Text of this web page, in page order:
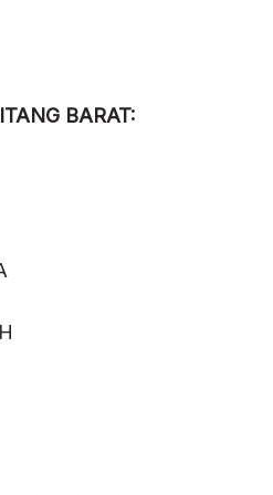
BARAT: